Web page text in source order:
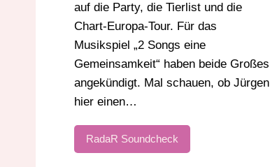
auf die Party, die Tierlist und die
Chart-Europa-Tour. Für das
Musikspiel „2 Songs eine
Gemeinsamkeit“ haben beide Großes
angekündigt. Mal schauen, ob Jürgen
hier einen…
RadaR Soundcheck